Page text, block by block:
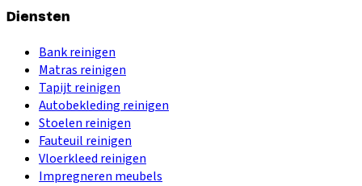
Diensten
Bank reinigen
Matras reinigen
Tapijt reinigen
Autobekleding reinigen
Stoelen reinigen
Fauteuil reinigen
Vloerkleed reinigen
Impregneren meubels